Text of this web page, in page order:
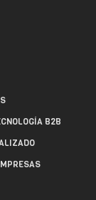
B2B